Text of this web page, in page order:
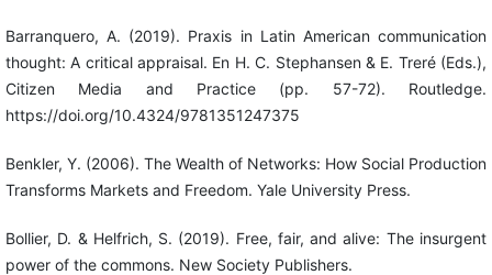
Barranquero, A. (2019). Praxis in Latin American communication
thought: A critical appraisal. En H. C. Stephansen & E. Treré (Eds.),
Citizen Media and Practice (pp. 57-72). Routledge.
https://doi.org/10.4324/9781351247375
Benkler, Y. (2006). The Wealth of Networks: How Social Production
Transforms Markets and Freedom. Yale University Press.
Bollier, D. & Helfrich, S. (2019). Free, fair, and alive: The insurgent
power of the commons. New Society Publishers.